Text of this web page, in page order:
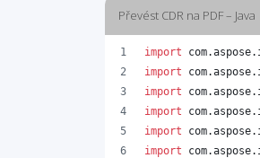
Převést CDR na PDF – Java
import com.aspose.
import
com.aspose.
import
com.aspose.
import
com.aspose.
import
com.aspose.
import
com.aspose.